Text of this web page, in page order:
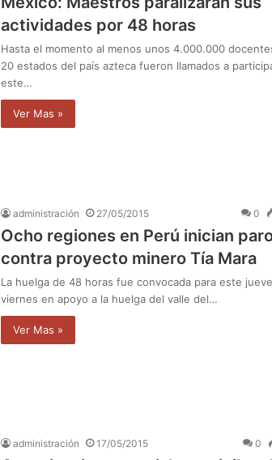
actividades por 48 horas
Hasta el momento al menos unos 4.000.000
20 estados del país azteca fueron llamados a
este…
Ver Mas »
administración 27/05/2015 0
Ocho regiones en Perú inician
contra proyecto minero Tía Mara
La huelga de 48 horas fue convocada para este
viernes en apoyo a la huelga del valle del…
Ver Mas »
administración 17/05/2015 0